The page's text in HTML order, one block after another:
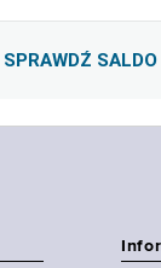
SPRAWDŹ SALDO